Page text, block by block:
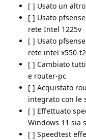
[ ] Usato un
[ ] Usato
rete Intel 1225v
[ ] Usato
rete intel x550-t2
[ ] Cambiato
e router-pc
[ ] Acquistato
integrato con le
[ ] Effettuato
Windows 11 sia
[ ] Speedtest